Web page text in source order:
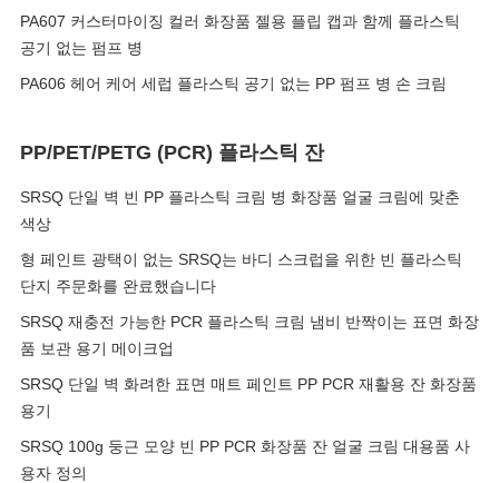
PA607 커스터마이징 컬러 화장품 젤용 플립 캡과 함께 플라스틱
공기 없는 펌프 병
PA606 헤어 케어 세럽 플라스틱 공기 없는 PP 펌프 병 손 크림
PP/PET/PETG (PCR) 플라스틱 잔
SRSQ 단일 벽 빈 PP 플라스틱 크림 병 화장품 얼굴 크림에 맞춘
색상
형 페인트 광택이 없는 SRSQ는 바디 스크럽을 위한 빈 플라스틱
단지 주문화를 완료했습니다
SRSQ 재충전 가능한 PCR 플라스틱 크림 냄비 반짝이는 표면 화장
품 보관 용기 메이크업
SRSQ 단일 벽 화려한 표면 매트 페인트 PP PCR 재활용 잔 화장품
용기
SRSQ 100g 둥근 모양 빈 PP PCR 화장품 잔 얼굴 크림 대용품 사
용자 정의